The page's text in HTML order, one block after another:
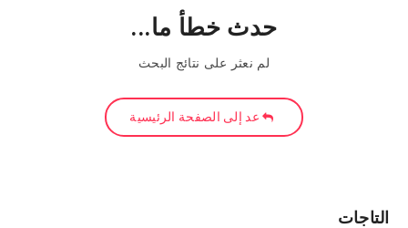
حدث خطأ ما...
لم نعثر على نتائج البحث
عد إلى الصفحة الرئيسية
التاجات